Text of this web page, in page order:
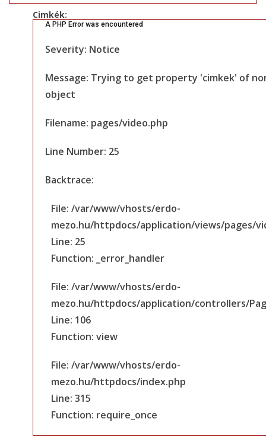
Cimkék:
A PHP Error was encountered
Severity: Notice
Message: Trying to get property 'cimkek' of
object
Filename: pages/video.php
Line Number: 25
Backtrace:
File: /var/www/vhosts/erdo-
mezo.hu/httpdocs/application/views/pages/
Line: 25
Function: _error_handler
File: /var/www/vhosts/erdo-
mezo.hu/httpdocs/application/controllers/
Line: 106
Function: view
File: /var/www/vhosts/erdo-
mezo.hu/httpdocs/index.php
Line: 315
Function: require_once